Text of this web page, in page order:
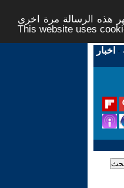
هذه الرسالة مرة اخرى -
This website uses
- اخبار